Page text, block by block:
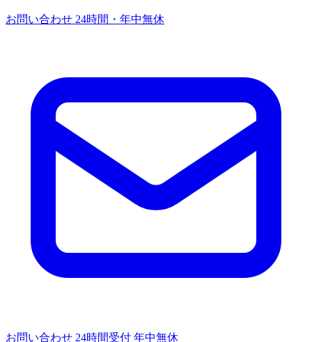
お問い合わせ 24時間・年中無休
お問い合わせ 24時間受付 年中無休